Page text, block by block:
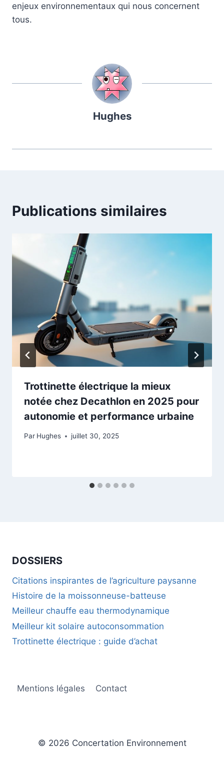
enjeux environnementaux qui nous concernent
tous.
Hughes
Publications similaires
Trottinette électrique la mieux
notée chez Decathlon en 2025 pour
autonomie et performance urbaine
Par Hughes juillet 30, 2025
DOSSIERS
Citations inspirantes de l’agriculture paysanne
Histoire de la moissonneuse-batteuse
Meilleur chauffe eau thermodynamique
Meilleur kit solaire autoconsommation
Trottinette électrique : guide d’achat
Mentions légales Contact
© 2026 Concertation Environnement